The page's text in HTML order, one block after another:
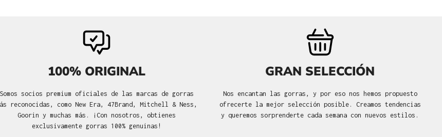
100% ORIGINAL
Somos socios premium oficiales de las marcas de gorras
reconocidas, como New Era, 47Brand, Mitchell & Ness,
Goorin y muchas más. ¡Con nosotros, obtienes
exclusivamente gorras 100% genuinas!
GRAN SELECCIÓN
Nos encantan las gorras, y por eso nos hemos propuesto
ofrecerte la mejor selección posible. Creamos tendencias
y queremos sorprenderte cada semana con nuevos estilos.